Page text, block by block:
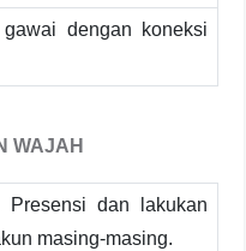
dengan koneksi
WAJAH
dan lakukan
masing-masing.